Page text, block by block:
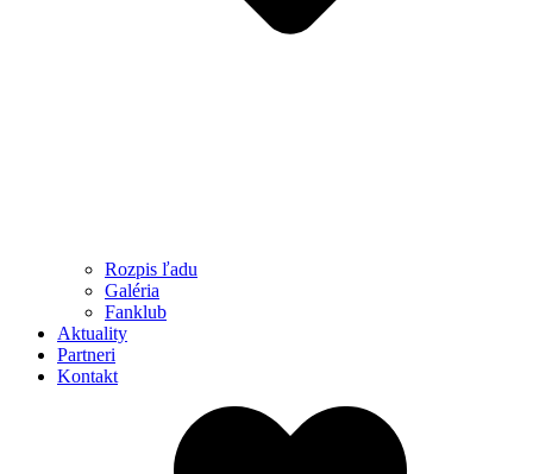
Rozpis ľadu
Galéria
Fanklub
Aktuality
Partneri
Kontakt